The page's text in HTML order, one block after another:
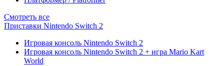
Смотреть все
Приставки Nintendo Switch 2
Игровая консоль Nintendo Switch 2
Игровая консоль Nintendo Switch 2 + игра Mario Kart
World